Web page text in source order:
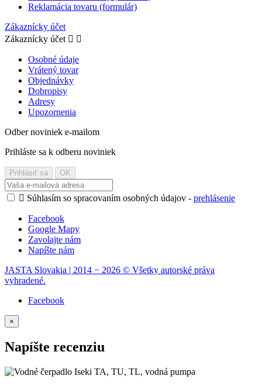
Reklamácia tovaru (formulár)
Zákaznícky účet
Zákaznícky účet  
Osobné údaje
Vrátený tovar
Objednávky
Dobropisy
Adresy
Upozornenia
Odber noviniek e-mailom
Prihláste sa k odberu noviniek
 Súhlasím so spracovaním osobných údajov - prehlásenie
Facebook
Google Mapy
Zavolajte nám
Napíšte nám
JASTA Slovakia | 2014 − 2026 © Všetky autorské práva
vyhradené.
Facebook
×
Napíšte recenziu